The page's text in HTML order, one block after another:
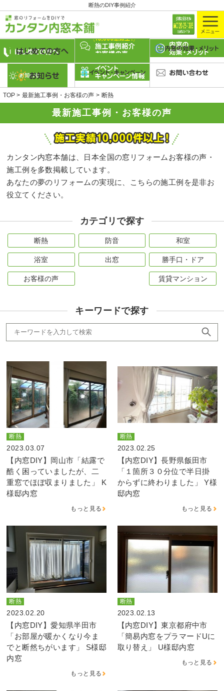
断熱のDIY事例紹介
最新施工事例・お客様の声
TOP 最新施工事例・お客様の声 断熱
カンタン内窓本舗は、日本全国の窓リフォームお客様の声・
施工例を多数掲載しています。
あなたの夢のリフォームの実現に、こちらの施工例を是非お
役立てください。
カテゴリで探す
断熱 防音 和室
浴室 出窓 勝手口・ドア
お客様の声 賃貸マンション
キーワードで探す
断熱
2023.03.07
【内窓DIY】岡山市「結露で
酷く困っていましたが、二
重窓でほぼ収まりました」 K
様邸内窓
もっと見る
断熱
2023.02.25
【内窓DIY】長野県飯田市
「１箇所３０分位で半日掛
からずに終わりました」 Y様
邸内窓
もっと見る
断熱
2023.02.20
【内窓DIY】愛知県半田市
「お部屋が暖かくなり今ま
でと断然ちがいます」 S様邸
内窓
もっと見る
断熱
2023.02.13
【内窓DIY】東京都府中市
「簡易内窓をプラマードUに
取り替え」 U様邸内窓
もっと見る